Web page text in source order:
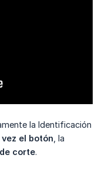
la Identificación
vez el botón , la
corte.